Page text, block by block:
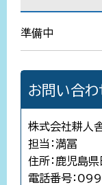
準備中
お問い合わ
株式会社耕人
担当：満冨
住所：鹿児島
電話番号：